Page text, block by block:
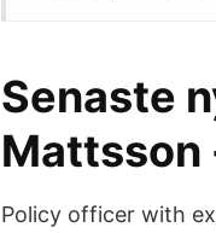
Senaste
Mattsson
Policy officer with